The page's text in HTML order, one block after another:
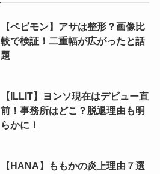
【ベビモン】アサは整形？画像比
較で検証！二重幅が広がったと話
題
【ILLIT】ヨンソ現在はデビュー直
前！事務所はどこ？脱退理由も明
らかに！
【HANA】ももかの炎上理由７選